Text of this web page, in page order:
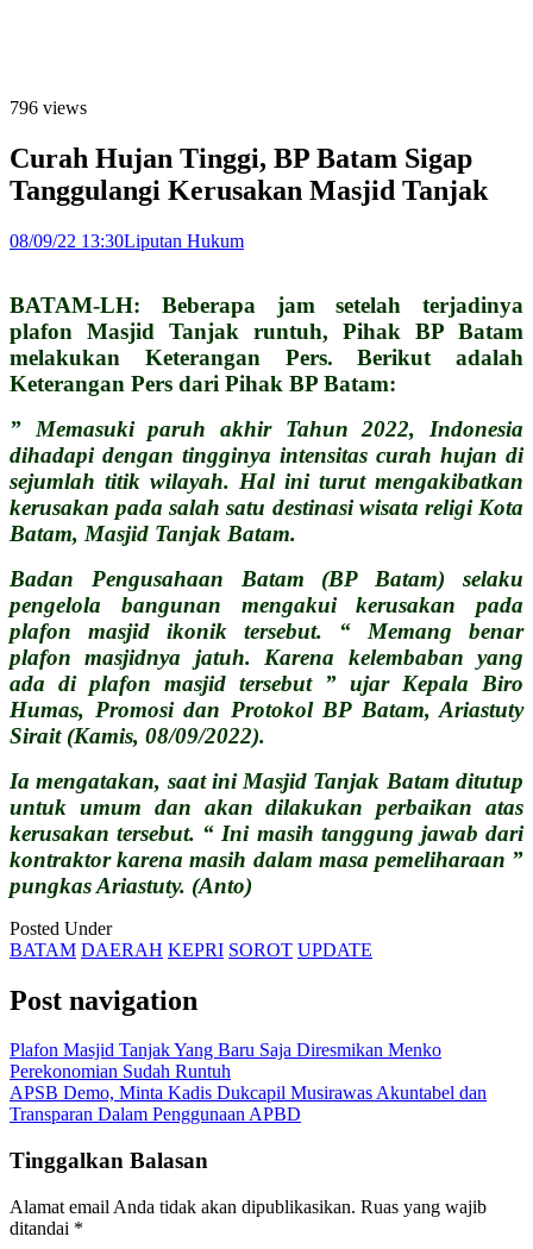
796 views
Curah Hujan Tinggi, BP Batam Sigap
Tanggulangi Kerusakan Masjid Tanjak
08/09/22 13:30Liputan Hukum
BATAM-LH: Beberapa jam setelah terjadinya
plafon Masjid Tanjak runtuh, Pihak BP Batam
melakukan Keterangan Pers. Berikut adalah
Keterangan Pers dari Pihak BP Batam:
” Memasuki paruh akhir Tahun 2022, Indonesia
dihadapi dengan tingginya intensitas curah hujan di
sejumlah titik wilayah. Hal ini turut mengakibatkan
kerusakan pada salah satu destinasi wisata religi Kota
Batam, Masjid Tanjak Batam.
Badan Pengusahaan Batam (BP Batam) selaku
pengelola bangunan mengakui kerusakan pada
plafon masjid ikonik tersebut. “ Memang benar
plafon masjidnya jatuh. Karena kelembaban yang
ada di plafon masjid tersebut ” ujar Kepala Biro
Humas, Promosi dan Protokol BP Batam, Ariastuty
Sirait (Kamis, 08/09/2022).
Ia mengatakan, saat ini Masjid Tanjak Batam ditutup
untuk umum dan akan dilakukan perbaikan atas
kerusakan tersebut. “ Ini masih tanggung jawab dari
kontraktor karena masih dalam masa pemeliharaan ”
pungkas Ariastuty. (Anto)
Posted Under
BATAM DAERAH KEPRI SOROT UPDATE
Post navigation
Plafon Masjid Tanjak Yang Baru Saja Diresmikan Menko
Perekonomian Sudah Runtuh
APSB Demo, Minta Kadis Dukcapil Musirawas Akuntabel dan
Transparan Dalam Penggunaan APBD
Tinggalkan Balasan
Alamat email Anda tidak akan dipublikasikan. Ruas yang wajib
ditandai *